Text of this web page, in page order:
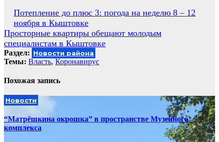
Навигация
по
записям
Потепление до плюс 3: погода на неделю 8 – 12
ноября в Кыштовке
Просторные квартиры обещают молодым
специалистам в Кыштовке
Раздел: Новости района
Темы: Власть, Коронавирус
Похожая запись
Новости
“Матрёшкина окрошка” в пространстве Музейного
комплекса